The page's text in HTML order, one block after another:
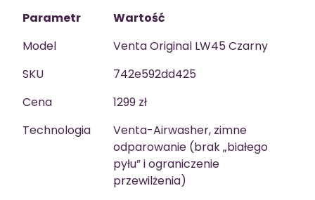
Parametr
Wartość
Model
Venta Original LW45 Czarny
SKU
742e592dd425
Cena
1299 zł
Technologia
Venta-Airwasher, zimne
odparowanie (brak „białego
pyłu” i ograniczenie
przewilżenia)